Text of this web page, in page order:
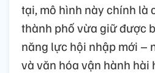
tại, mô hình này chính là
thành phố vừa giữ được
năng lực hội nhập mới –
và văn hóa vận hành hài